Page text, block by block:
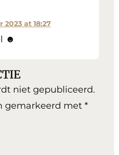
2023 at 18:27
☻
niet gepubliceerd.
gemarkeerd met *